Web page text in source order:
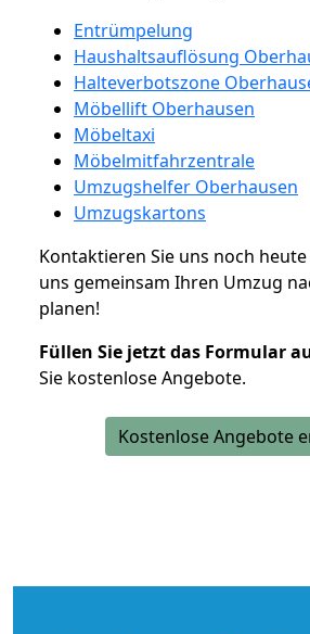
Entrümpelung
Haushaltsauflösung
Halteverbotszone
Möbellift Oberhausen
Möbeltaxi
Möbelmitfahrzentrale
Umzugshelfer Oberhausen
Umzugskartons
Kontaktieren Sie uns noch
uns gemeinsam Ihren Umzug
planen!
Füllen Sie jetzt das Formular
Sie kostenlose Angebote.
Kostenlose Angebote